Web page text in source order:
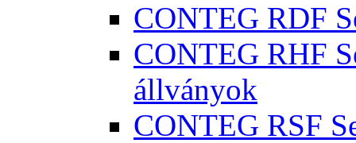
CONTEG RDF
CONTEG RHF
állványok
CONTEG RSF